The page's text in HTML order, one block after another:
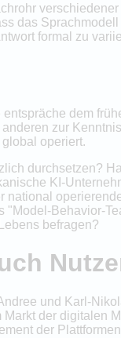
das
formal zu
dem
zur
operiert.
durchsetzen?
KI-
Behavior-
befragen?
und Karl-
der digitalen
der